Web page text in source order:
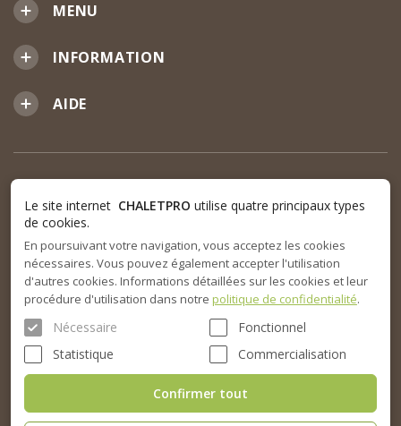
MENU
INFORMATION
AIDE
Le site internet CHALETPRO utilise quatre principaux types
de cookies.
En poursuivant votre navigation, vous acceptez les cookies
nécessaires. Vous pouvez également accepter l'utilisation
d'autres cookies. Informations détaillées sur les cookies et leur
procédure d'utilisation dans notre politique de confidentialité.
Nécessaire
Fonctionnel
Statistique
Commercialisation
Confirmer tout